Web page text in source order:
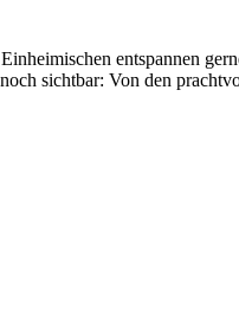
entspannen
sichtbar: Von den